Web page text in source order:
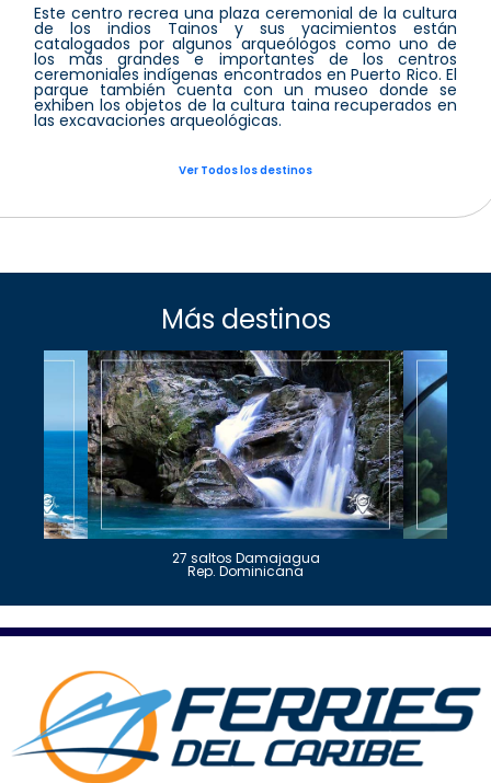
Este centro recrea una plaza ceremonial de la cultura
de los indios Tainos y sus yacimientos están
catalogados por algunos arqueólogos como uno de
los más grandes e importantes de los centros
ceremoniales indígenas encontrados en Puerto Rico. El
parque también cuenta con un museo donde se
exhiben los objetos de la cultura taina recuperados en
las excavaciones arqueológicas.
Ver Todos los destinos
Más destinos
27 saltos Damajagua
Rep. Dominicana